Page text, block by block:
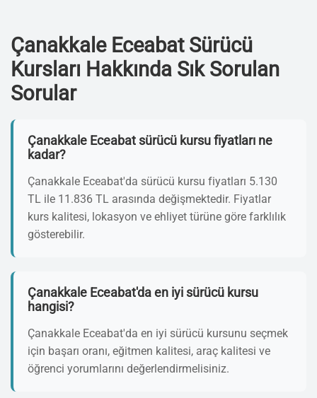
Çanakkale Eceabat Sürücü
Kursları Hakkında Sık Sorulan
Sorular
Çanakkale Eceabat sürücü kursu fiyatları ne
kadar?
Çanakkale Eceabat'da sürücü kursu fiyatları 5.130
TL ile 11.836 TL arasında değişmektedir. Fiyatlar
kurs kalitesi, lokasyon ve ehliyet türüne göre farklılık
gösterebilir.
Çanakkale Eceabat'da en iyi sürücü kursu
hangisi?
Çanakkale Eceabat'da en iyi sürücü kursunu seçmek
için başarı oranı, eğitmen kalitesi, araç kalitesi ve
öğrenci yorumlarını değerlendirmelisiniz.